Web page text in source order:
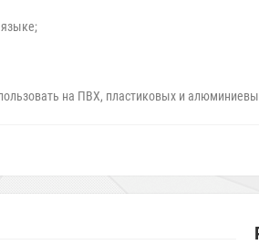
на ПВХ, пластиковых и